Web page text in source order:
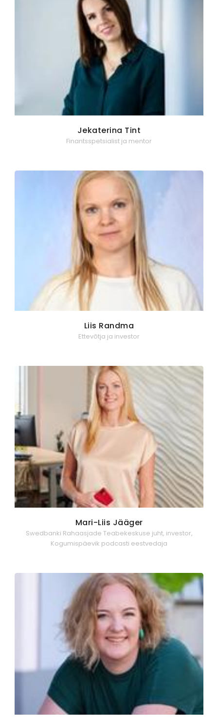
Jekaterina Tint
Finantsspetsialist ja mentor
Liis Randma
Ettevõtja ja investor
Mari-Liis Jääger
Swedbanki Rahaasjade Teabekeskuse juht, investor,
Kogumispäevik podcasti eestvedaja